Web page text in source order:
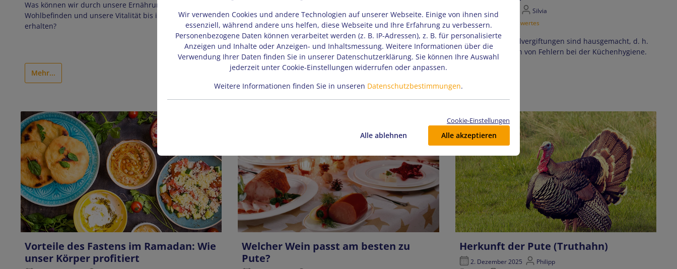
Was können wir durch unsere Ernährung tun, um unser
Wohlbefinden und unsere Vitalität bis ins hohe Alter zu
erhalten?
Mehr...
Erfahren Sie, wie Sie frisches Fleisch und Wurstwaren
erkennen und welche Anzeichen auf schlechtes Fleisch
hindeuten, um gesundheitliche Risiken zu vermeiden.
Mehr...
18. Februar 2026
Silvia
Blog
Wissenswertes
Viele Lebensmittelvergiftungen sind hausgemacht, d. h.
sie sind die Folgen von Fehlern bei der Küchenhygiene.
Vorteile des Fastens im Ramadan: Wie
unser Körper profitiert
Welcher Wein passt am besten zu
Pute?
Herkunft der Pute (Truthahn)
2. Dezember 2025
Philipp
Wir verwenden Cookies und andere Technologien auf unserer Webseite. Einige von ihnen sind
essenziell, während andere uns helfen, diese Webseite und Ihre Erfahrung zu verbessern.
Personenbezogene Daten können verarbeitet werden (z. B. IP-Adressen), z. B. für personalisierte
Anzeigen und Inhalte oder Anzeigen- und Inhaltsmessung. Weitere Informationen über die
Verwendung Ihrer Daten finden Sie in unserer Datenschutzerklärung. Sie können Ihre Auswahl
jederzeit unter Cookie-Einstellungen widerrufen oder anpassen.
Weitere Informationen finden Sie in unseren Datenschutzbestimmungen.
Cookie-Einstellungen
Alle ablehnen Alle akzeptieren